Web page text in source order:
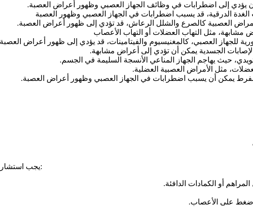
أن يؤدي إلى اضطرابات في وظائف الجهاز العصبي وظهور أعراض العصبة.
الغدة الدرقية، قد يسبب اضطرابات في الجهاز العصبي وظهور العصبة
العصبية كالصرع والشلل الرعاش، قد تؤدي إلى ظهور أعراض العصبة.
مشابهة، مثل التهاب العضلات أو التهاب الأعصاب
للجهاز العصبي، كالمغنيسيوم والفيتامينات، قد يؤدي إلى ظهور أعراض
الجسدية يمكن أن تؤدي إلى أعراض مشابهة.
حيث يهاجم الجهاز المناعي الأنسجة السليمة في الجسم.
مثل الأمراض العصبية العضلية.
يمكن أن يسبب اضطرابات في الجهاز العصبي وظهور أعراض العصبة.
يجب استشارة الطبيب عند الإصابة عصبه في الرقبه في الحالات التالية:
أو الكمادات الدافئة.
ضغط على الأعصاب.